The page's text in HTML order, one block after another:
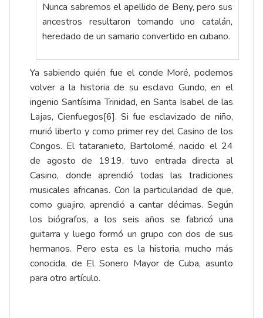
Nunca sabremos el apellido de Beny, pero sus
ancestros resultaron tomando uno catalán,
heredado de un samario convertido en cubano.
Ya sabiendo quién fue el conde Moré, podemos
volver a la historia de su esclavo Gundo, en el
ingenio Santísima Trinidad, en Santa Isabel de las
Lajas, Cienfuegos[6]. Si fue esclavizado de niño,
murió liberto y como primer rey del Casino de los
Congos. El tataranieto, Bartolomé, nacido el 24
de agosto de 1919, tuvo entrada directa al
Casino, donde aprendió todas las tradiciones
musicales africanas. Con la particularidad de que,
como guajiro, aprendió a cantar décimas. Según
los biógrafos, a los seis años se fabricó una
guitarra y luego formó un grupo con dos de sus
hermanos. Pero esta es la historia, mucho más
conocida, de El Sonero Mayor de Cuba, asunto
para otro artículo.